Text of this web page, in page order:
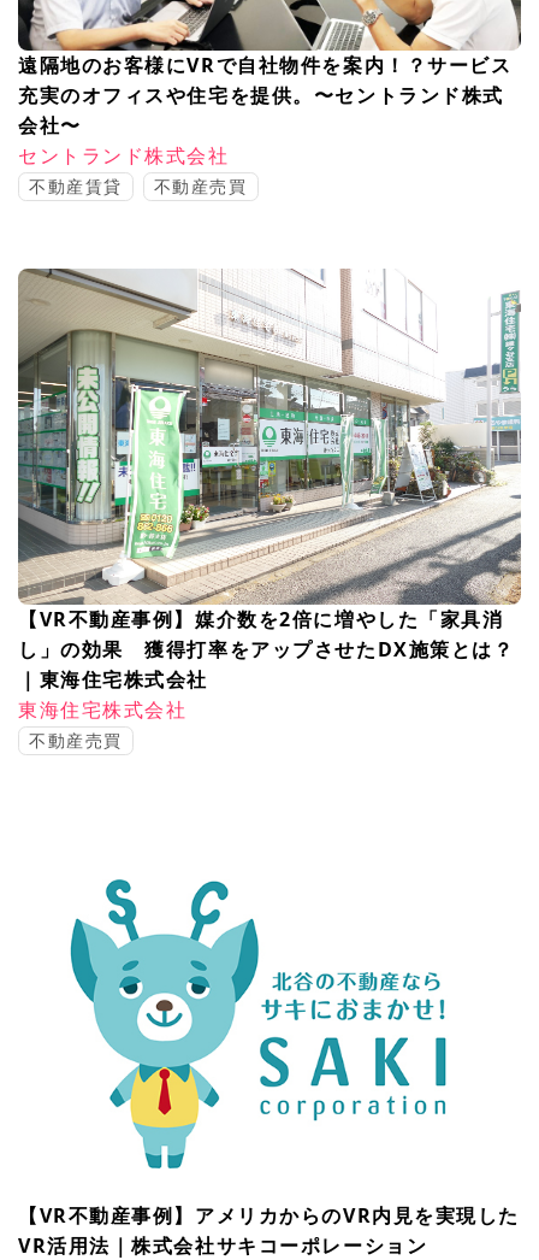
遠隔地のお客様にVRで自社物件を案内！？サービス
充実のオフィスや住宅を提供。〜セントランド株式
会社〜
セントランド株式会社
不動産賃貸 不動産売買
【VR不動産事例】媒介数を2倍に増やした「家具消
し」の効果 獲得打率をアップさせたDX施策とは？
｜東海住宅株式会社
東海住宅株式会社
不動産売買
【VR不動産事例】アメリカからのVR内見を実現した
VR活用法｜株式会社サキコーポレーション